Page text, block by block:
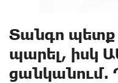
Տանգո պետք
պարել, իսկ
ցանկանում.